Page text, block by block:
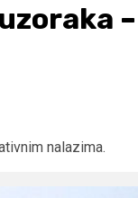
–
nalazima.